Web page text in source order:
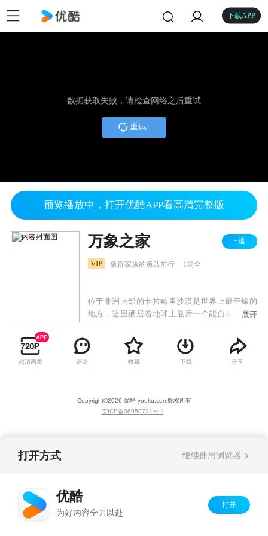
下载APP
数据获取失败，请检查网络之后重试
重试
预览播放中，打开优酷APP看高清完整版
万象之家 +追
VIP 象群家族的勇敢前行 1期全
位于非洲南部的卡拉哈里沙漠是世界上最干燥的
地方，这里栖居着地球上最后一个能自由迁徙的
和水源，跟随雨季的节奏反复进行着长达近千公
里的迁徙之旅，并将一路积累的智慧和经验传递
给下一代。如今，面对酷热干旱的天气和食物水
穿越广袤的卡拉哈里沙漠，战胜重重危机，寻找
新的栖息地。在这场充满未知的旅途中，盖亚的
人，时刻准备好接过盖亚的责任和重担。无论遇
展开
超清画质 评论 收藏 下载 分享
Copyright©2026 优酷 youku.com版权所有
京ICP备06050721号-1
打开方式 继续使用浏览器
优酷
为好内容全力以赴
打开